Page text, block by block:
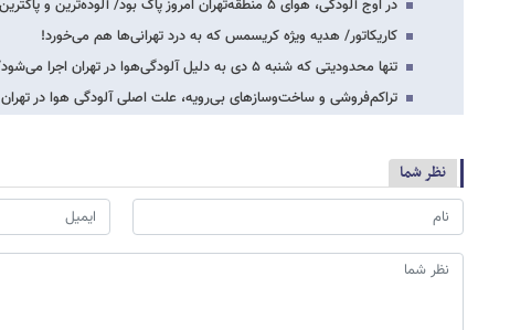
در اوج آلودگی، هوای ۵ منطقه‌تهران امروز پاک بود/ آلوده‌ترین و پاکترین نقاط تهران…
کاریکاتور/ هدیه ویژه کریسمس که به درد تهرانی‌ها هم می‌خورد!
تنها محدودیتی که شنبه ۵ دی به دلیل آلودگی‌هوا در تهران اجرا می‌شود/ وعده‌ جلسه‌ای…
تراکم‌فروشی و ساخت‌وسازهای بی‌رویه، علت اصلی آلودگی هوا در تهران
نظر شما